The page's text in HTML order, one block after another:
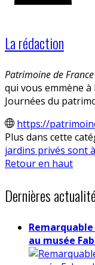
La rédaction
Patrimoine de France
qui vous emmène
Journées du
https://
Plus dans cette
jardins privés sont
Retour en haut
Dernières
au musée